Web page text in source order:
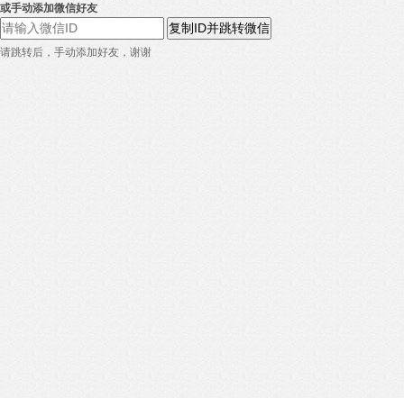
或手动添加微信好友
复制ID并跳转微信
请跳转后，手动添加好友，谢谢